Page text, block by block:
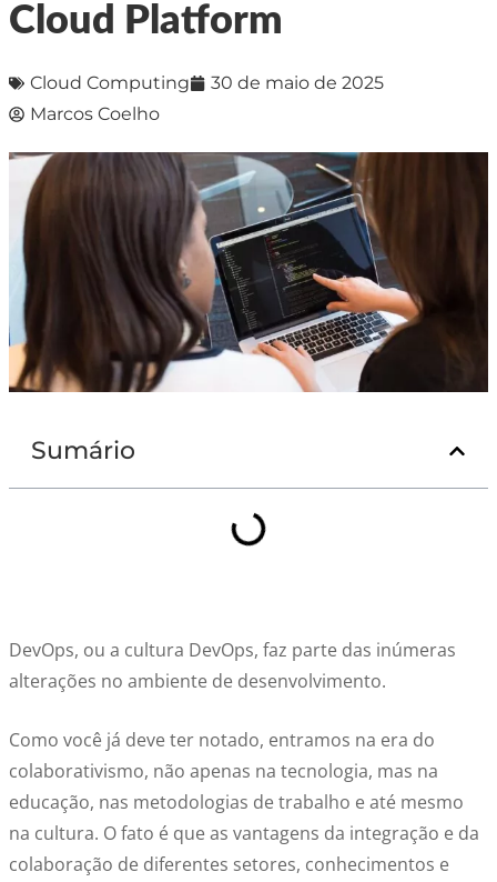
Cloud Platform
Cloud Computing
30 de maio de 2025
Marcos Coelho
Sumário
DevOps, ou a cultura DevOps, faz parte das inúmeras
alterações no ambiente de desenvolvimento.
Como você já deve ter notado, entramos na era do
colaborativismo, não apenas na tecnologia, mas na
educação, nas metodologias de trabalho e até mesmo
na cultura. O fato é que as vantagens da integração e da
colaboração de diferentes setores, conhecimentos e